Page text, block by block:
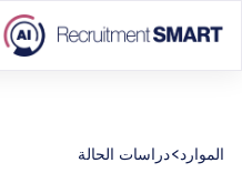
الموارد>دراسات الحالة